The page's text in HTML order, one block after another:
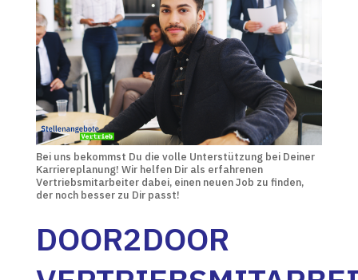
Bei uns bekommst Du die volle Unterstützung bei Deiner
Karriereplanung! Wir helfen Dir als erfahrenen
Vertriebsmitarbeiter dabei, einen neuen Job zu finden,
der noch besser zu Dir passt!
DOOR2DOOR